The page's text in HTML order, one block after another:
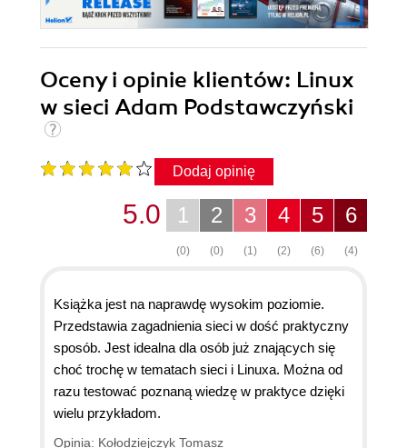
Oceny i opinie klientów: Linux
w sieci Adam Podstawczyński
Dodaj opinię
6
(4)
5
(6)
4
(2)
3
(1)
2
(0)
1
(0)
5.0
Książka jest na naprawdę wysokim poziomie.
Przedstawia zagadnienia sieci w dość praktyczny
sposób. Jest idealna dla osób już znających się
choć trochę w tematach sieci i Linuxa. Można od
razu testować poznaną wiedzę w praktyce dzięki
wielu przykładom.
Opinia: Kołodziejczyk Tomasz